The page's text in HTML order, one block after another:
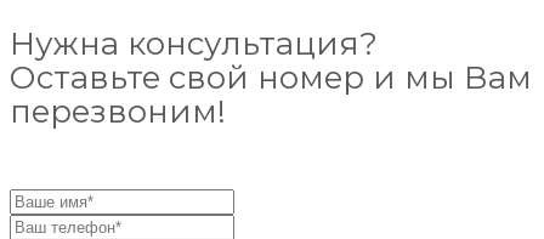
Нужна консультация?
Оставьте свой номер и мы Вам
перезвоним!